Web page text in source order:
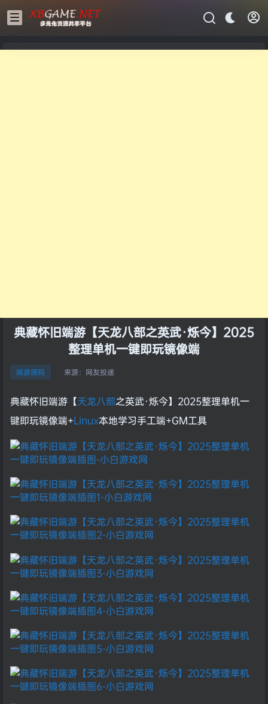
典藏怀旧端游【天龙八部之英武·烁今】2025
整理单机一键即玩镜像端
端游源码 来源： 网友投递
典藏怀旧端游【天龙八部之英武·烁今】2025整理单机一
键即玩镜像端+Linux本地学习手工端+GM工具